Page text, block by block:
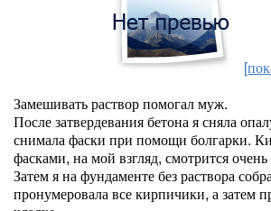
Замешивать раствор помогал муж.
После затвердевания бетона я сняла
снимала фаски при помощи болгарки.
фасками, на мой взгляд, смотрится
Затем я на фундаменте без раствора
пронумеровала все кирпичики, а затем